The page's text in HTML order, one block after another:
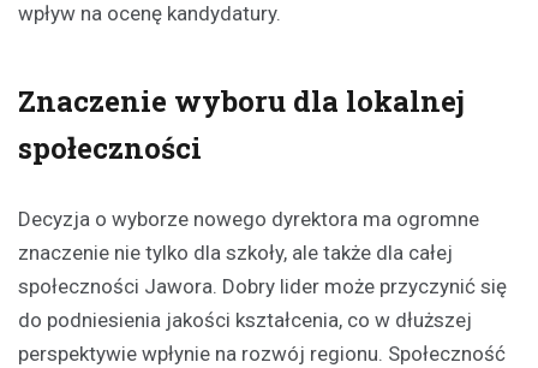
wpływ na ocenę kandydatury.
Znaczenie wyboru dla lokalnej
społeczności
Decyzja o wyborze nowego dyrektora ma ogromne
znaczenie nie tylko dla szkoły, ale także dla całej
społeczności Jawora. Dobry lider może przyczynić się
do podniesienia jakości kształcenia, co w dłuższej
perspektywie wpłynie na rozwój regionu. Społeczność